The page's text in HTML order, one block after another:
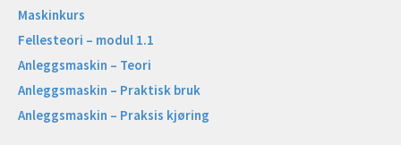
Maskinkurs
Fellesteori – modul 1.1
Anleggsmaskin – Teori
Anleggsmaskin – Praktisk bruk
Anleggsmaskin – Praksis kjøring